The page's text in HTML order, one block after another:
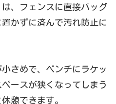
、フェンスに直接バッグ
かずに済んで汚れ防止に
さめで、ベンチにラケッ
ースが狭くなってしまう
憩できます。